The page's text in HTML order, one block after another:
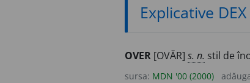
Explicative DEX
OVER [OVĂR] s. n. stil de
sursa: MDN '00 (2000)